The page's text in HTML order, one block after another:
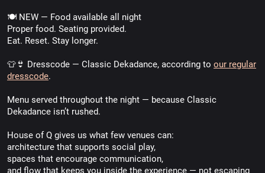
🍽 NEW — Food available all night
Proper food. Seating provided.
Eat. Reset. Stay longer.
👕👙 Dresscode — Classic Dekadance, according to our regular
dresscode.
Menu served throughout the night — because Classic
Dekadance isn’t rushed.
House of Q gives us what few venues can:
architecture that supports social play,
spaces that encourage communication,
and flow that keeps you inside the experience — not escaping